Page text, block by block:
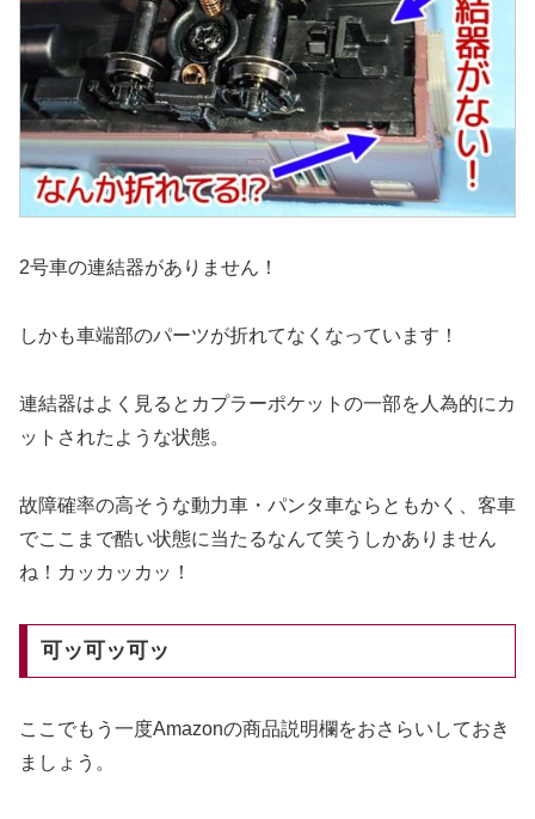
2号車の連結器がありません！
しかも車端部のパーツが折れてなくなっています！
連結器はよく見るとカプラーポケットの一部を人為的にカ
ットされたような状態。
故障確率の高そうな動力車・パンタ車ならともかく、客車
でここまで酷い状態に当たるなんて笑うしかありません
ね！カッカッカッ！
可ッ可ッ可ッ
ここでもう一度Amazonの商品説明欄をおさらいしておき
ましょう。